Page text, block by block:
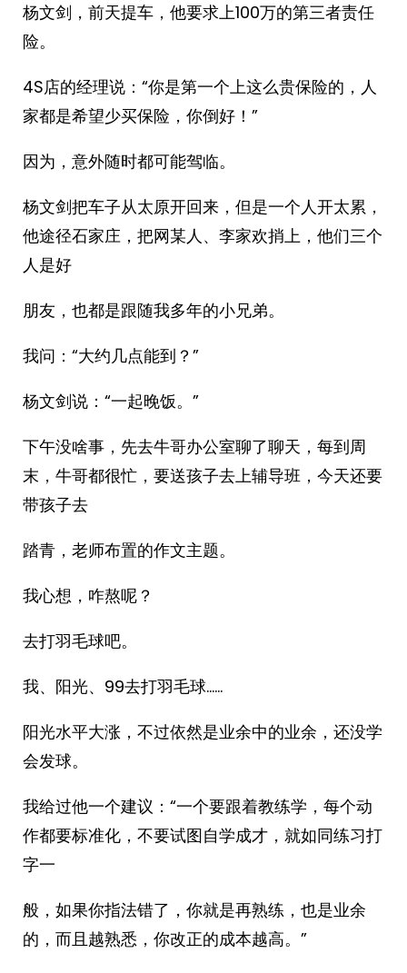
杨文剑，前天提车，他要求上100万的第三者责任
险。
4S店的经理说：“你是第一个上这么贵保险的，人
家都是希望少买保险，你倒好！”
因为，意外随时都可能驾临。
杨文剑把车子从太原开回来，但是一个人开太累，
他途径石家庄，把网某人、李家欢捎上，他们三个
人是好
朋友，也都是跟随我多年的小兄弟。
我问：“大约几点能到？”
杨文剑说：“一起晚饭。”
下午没啥事，先去牛哥办公室聊了聊天，每到周
末，牛哥都很忙，要送孩子去上辅导班，今天还要
带孩子去
踏青，老师布置的作文主题。
我心想，咋熬呢？
去打羽毛球吧。
我、阳光、99去打羽毛球……
阳光水平大涨，不过依然是业余中的业余，还没学
会发球。
我给过他一个建议：“一个要跟着教练学，每个动
作都要标准化，不要试图自学成才，就如同练习打
字一
般，如果你指法错了，你就是再熟练，也是业余
的，而且越熟悉，你改正的成本越高。”